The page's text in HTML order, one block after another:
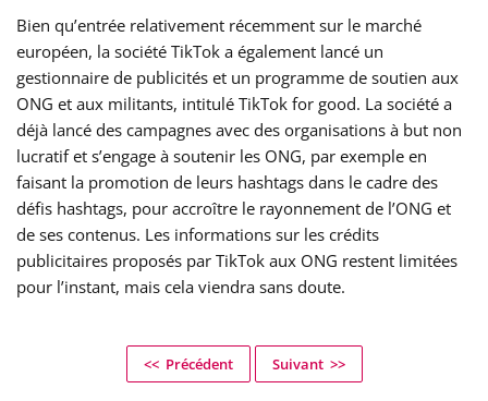
Bien qu’entrée relativement récemment sur le marché
européen, la société TikTok a également lancé un
gestionnaire de publicités et un programme de soutien aux
ONG et aux militants, intitulé TikTok for good. La société a
déjà lancé des campagnes avec des organisations à but non
lucratif et s’engage à soutenir les ONG, par exemple en
faisant la promotion de leurs hashtags dans le cadre des
défis hashtags, pour accroître le rayonnement de l’ONG et
de ses contenus. Les informations sur les crédits
publicitaires proposés par TikTok aux ONG restent limitées
pour l’instant, mais cela viendra sans doute.
<< Précédent Suivant >>